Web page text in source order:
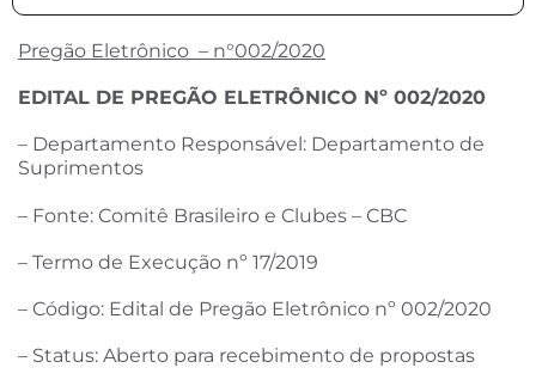
Pregão Eletrônico – n°002/2020
EDITAL DE PREGÃO ELETRÔNICO Nº 002/2020
– Departamento Responsável: Departamento de
Suprimentos
– Fonte: Comitê Brasileiro e Clubes – CBC
– Termo de Execução nº 17/2019
– Código: Edital de Pregão Eletrônico nº 002/2020
– Status: Aberto para recebimento de propostas